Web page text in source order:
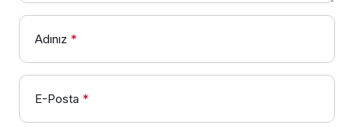
Adınız *
E-Posta *